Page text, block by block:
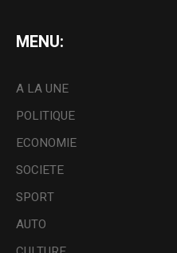
MENU:
A LA UNE
POLITIQUE
ECONOMIE
SOCIETE
SPORT
AUTO